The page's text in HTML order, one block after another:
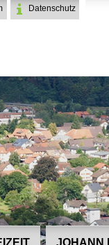
Datenschutz
JOHANN